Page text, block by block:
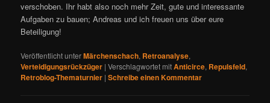
verschoben. Ihr habt also noch mehr Zeit, gute und interessante
Aufgaben zu bauen; Andreas und ich freuen uns über eure
Beteiligung!
Veröffentlicht unterMärchenschach, Retroanalyse,
Verteidigungsrückzüger |Verschlagwortet mitAnticirce, Repulsfeld,
Retroblog-Thematurnier |Schreibe einen Kommentar